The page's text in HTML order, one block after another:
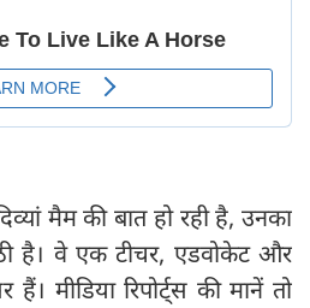
मैम की बात हो रही है, उनका
है। वे एक टीचर, एडवोकेट और
मीडिया रिपोर्ट्स की मानें तो